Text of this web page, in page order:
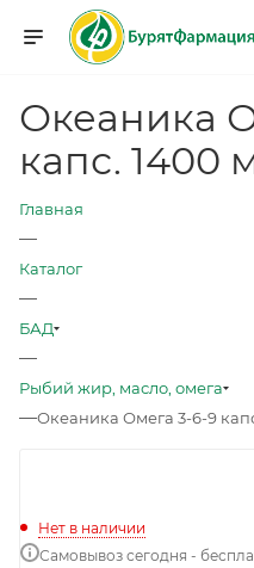
Океаника
капс.
Главная
—
Каталог
—
БАД
—
Рыбий жир, масло, омега
—Океаника Омега 3-6-9
Нет в наличии
Самовывоз сегодня -